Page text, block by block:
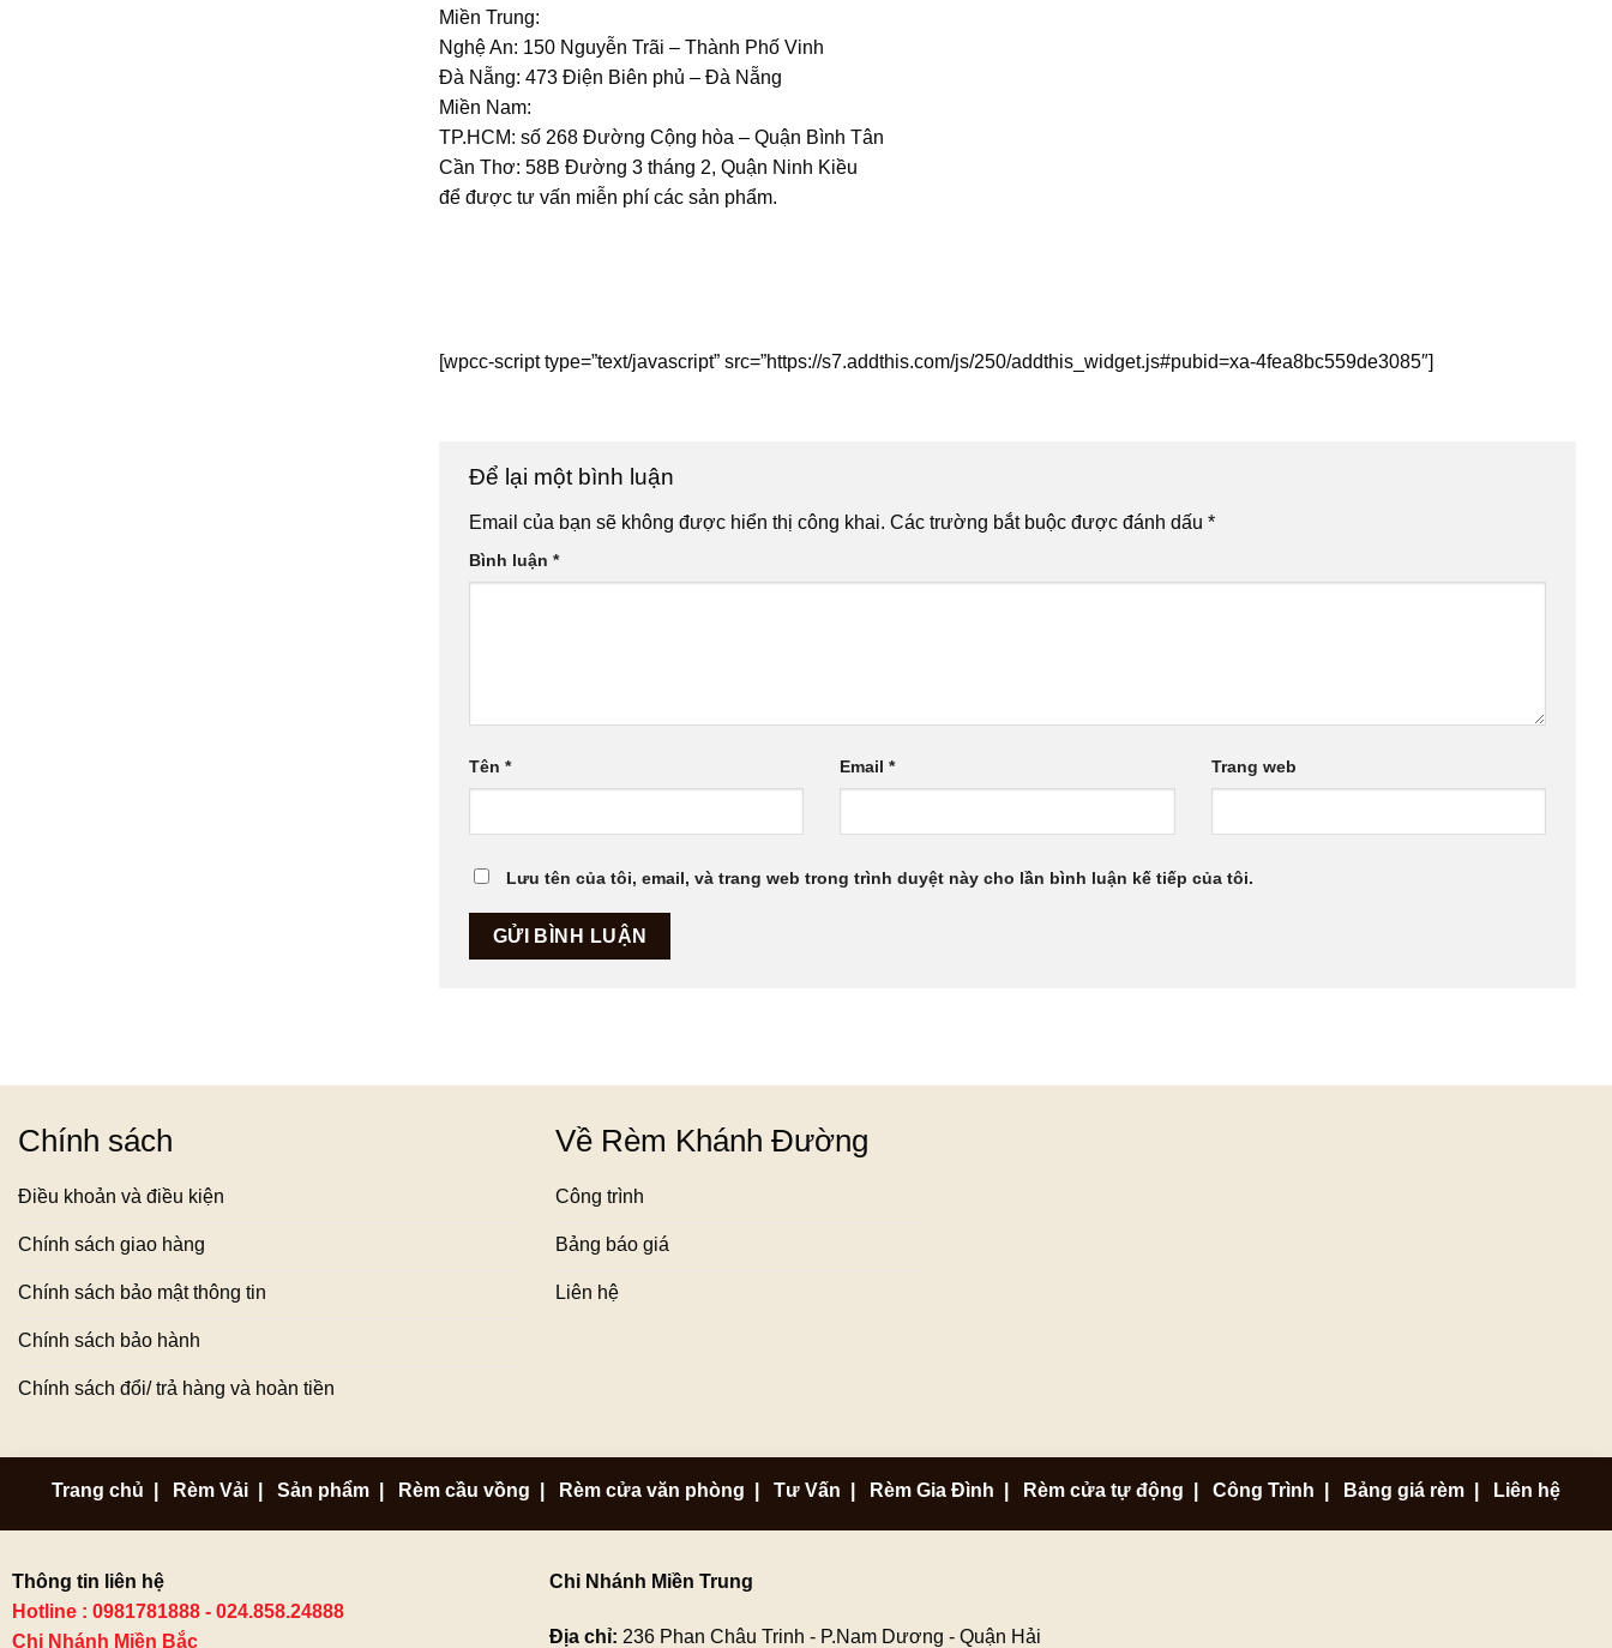
Miền Trung:
Nghệ An: 150 Nguyễn Trãi – Thành Phố Vinh
Đà Nẵng: 473 Điện Biên phủ – Đà Nẵng
Miền Nam:
TP.HCM: số 268 Đường Cộng hòa – Quận Bình Tân
Cần Thơ: 58B Đường 3 tháng 2, Quận Ninh Kiều
để được tư vấn miễn phí các sản phẩm.
[wpcc-script type=”text/javascript” src=”https://s7.addthis.com/js/250/addthis_widget.js#pubid=xa-4fea8bc559de3085″]
Để lại một bình luận
Email của bạn sẽ không được hiển thị công khai. Các trường bắt buộc được đánh dấu *
Bình luận *
Tên * Email* Trang web
Lưu tên của tôi, email, và trang web trong trình duyệt này cho lần bình luận kế tiếp của tôi.
Chính sách
Điều khoản và điều kiện
Chính sách giao hàng
Chính sách bảo mật thông tin
Chính sách bảo hành
Chính sách đổi/ trả hàng và hoàn tiền
Về Rèm Khánh Đường
Công trình
Bảng báo giá
Liên hệ
Trang chủ Rèm Vải Sản phẩm Rèm cầu vồng Rèm cửa văn phòng Tư Vấn Rèm Gia Đình Rèm cửa tự động Công Trình Bảng giá rèm Liên hệ
Thông tin liên hệ
Hotline : 0981781888 - 024.858.24888
Chi Nhánh Miền Bắc
Chi Nhánh Miền Trung
Địa chỉ: 236 Phan Châu Trinh - P.Nam Dương - Quận Hải